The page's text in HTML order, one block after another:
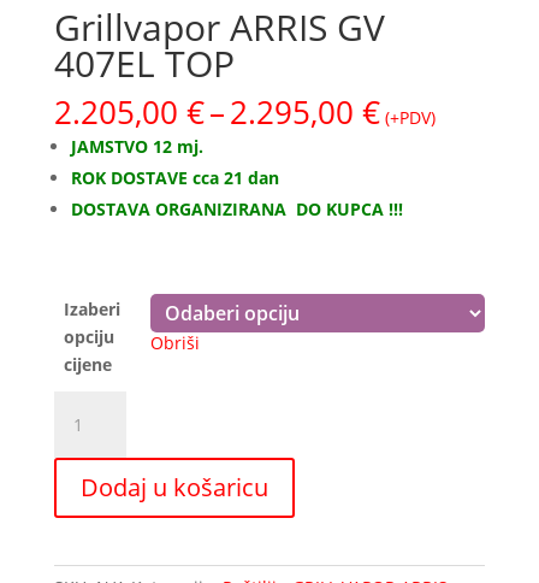
Grillvapor ARRIS GV
407EL TOP
2.205,00 €–2.295,00 €Raspon
cijena:
2.205,00 €
do
(+PDV)
JAMSTVO 12 mj.
ROK DOSTAVE cca 21 dan
DOSTAVA ORGANIZIRANA DO KUPCA !!!
Izaberi
opciju
cijene
Obriši
ARRIS
GV
407EL
TOP
Dodaj u košaricu